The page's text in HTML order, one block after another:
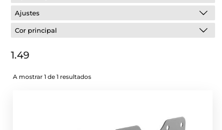
Ajustes
Cor principal
1.49
A mostrar 1 de 1 resultados